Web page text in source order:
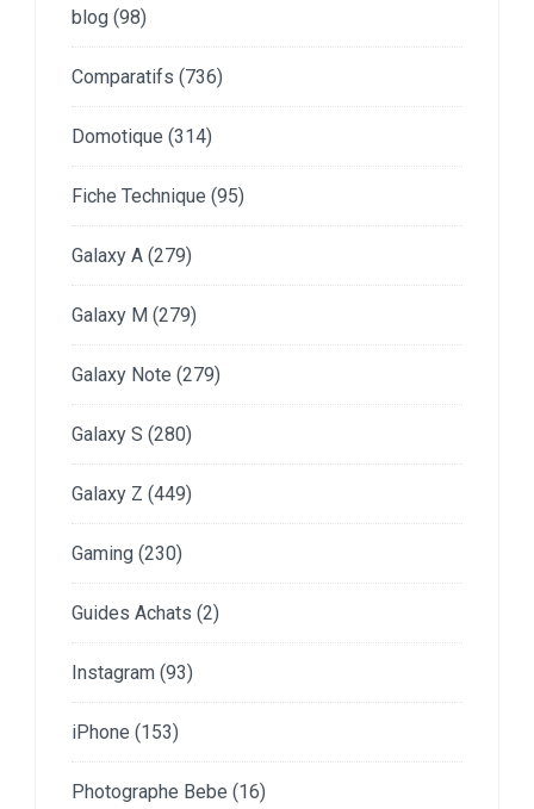
blog (98)
Comparatifs (736)
Domotique (314)
Fiche Technique (95)
Galaxy A (279)
Galaxy M (279)
Galaxy Note (279)
Galaxy S (280)
Galaxy Z (449)
Gaming (230)
Guides Achats (2)
Instagram (93)
iPhone (153)
Photographe Bebe (16)